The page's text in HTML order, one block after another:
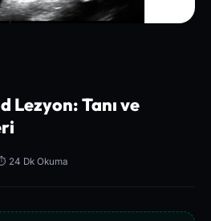
Lezyon: Tanı ve
24 Dk Okuma